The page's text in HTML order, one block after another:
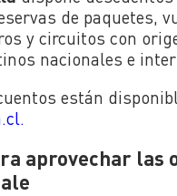
de paquetes,
y circuitos con
nacionales e
están
aprovechar las